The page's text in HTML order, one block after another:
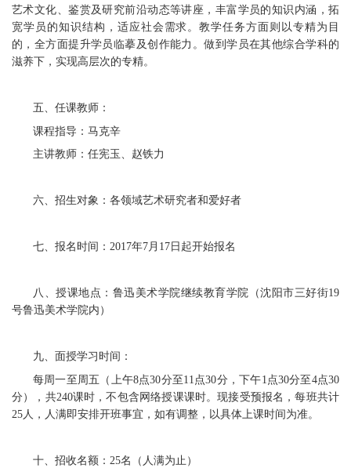
艺术文化、鉴赏及研究前沿动态等讲座，丰富学员的知识内涵，拓
宽学员的知识结构，适应社会需求。教学任务方面则以专精为目
的，全方面提升学员临摹及创作能力。做到学员在其他综合学科的
滋养下，实现高层次的专精。
五、任课教师：
课程指导：马克辛
主讲教师：任宪玉、赵铁力
六、招生对象：各领域艺术研究者和爱好者
七、报名时间：2017年7月17日起开始报名
八、授课地点：鲁迅美术学院继续教育学院（沈阳市三好街19
号鲁迅美术学院内）
九、面授学习时间：
每周一至周五（上午8点30分至11点30分，下午1点30分至4点30
分），共240课时，不包含网络授课课时。现接受预报名，每班共计
25人，人满即安排开班事宜，如有调整，以具体上课时间为准。
十、招收名额：25名（人满为止）